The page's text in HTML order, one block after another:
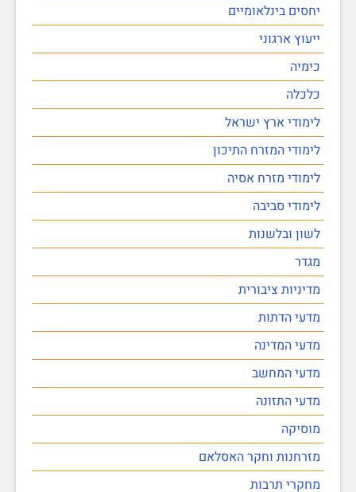
יחסים בינלאומיים
ייעוץ ארגוני
כימיה
כלכלה
לימודי ארץ ישראל
לימודי המזרח התיכון
לימודי מזרח אסיה
לימודי סביבה
לשון ובלשנות
מגדר
מדיניות ציבורית
מדעי הדתות
מדעי המדינה
מדעי המחשב
מדעי התזונה
מוסיקה
מזרחנות וחקר האסלאם
מחקרי תרבות